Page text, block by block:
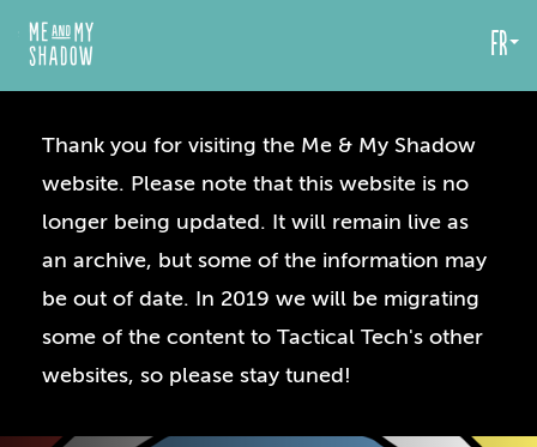
Thank you for visiting the Me & My Shadow
website. Please note that this website is no
longer being updated. It will remain live as
an archive, but some of the information may
be out of date. In 2019 we will be migrating
some of the content to Tactical Tech's other
websites, so please stay tuned!
fr